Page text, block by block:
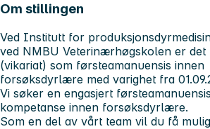
Om stillingen
Ved Institutt for
ved NMBU Veterinærhøgskolen er det
(vikariat) som førsteamanuensis innen
forsøksdyrlære med varighet fra
Vi søker en engasjert
kompetanse innen forsøksdyrlære.
Som en del av vårt team vil du få